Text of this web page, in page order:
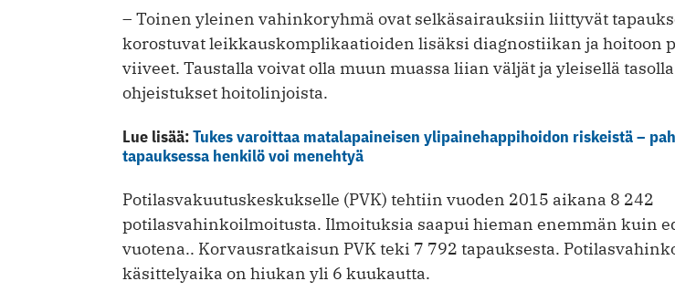
– Toinen yleinen vahinkoryhmä ovat selkäsairauksiin liittyvät
korostuvat leikkauskomplikaatioiden lisäksi diagnostiikan ja hoitoon
viiveet. Taustalla voivat olla muun muassa liian väljät ja yleisellä
ohjeistukset hoitolinjoista.
Lue lisää:Tukes varoittaa matalapaineisen ylipainehappihoidon riskeistä –
tapauksessa henkilö voi menehtyä
Potilasvakuutuskeskukselle (PVK) tehtiin vuoden 2015 aikana 8 242
potilasvahinkoilmoitusta. Ilmoituksia saapui hieman enemmän kuin
vuotena.. Korvausratkaisun PVK teki 7 792 tapauksesta.
käsittelyaika on hiukan yli 6 kuukautta.